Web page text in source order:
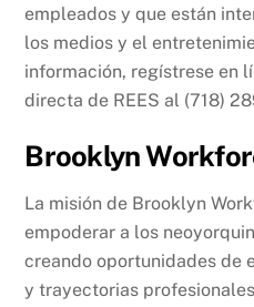
empleados y que están
los medios y el
información, regístrese en
directa de REES al (718)
Brooklyn
La misión de Brooklyn
empoderar a los
creando oportunidades de
y trayectorias